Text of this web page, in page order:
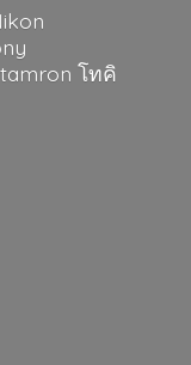
tamron โทคิ